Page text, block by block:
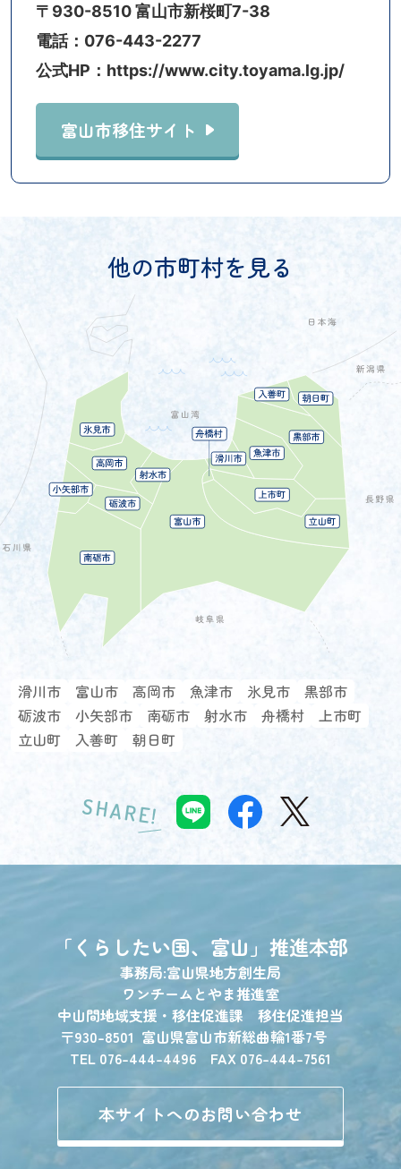
〒930-8510 富山市新桜町7-38
電話：076-443-2277
公式HP：https://www.city.toyama.lg.jp/
富山市移住サイト
他の市町村を見る
滑川市 富山市 高岡市 魚津市 氷見市
黒部市
砺波市
小矢部市 南砺市 射水市 舟橋村
上市町
立山町
入善町 朝日町
SHARE!
「くらしたい国、富山」 推進本部
事務局:富山県地方創生局
ワンチームとやま推進室
中山間地域支援・移住促進課 移住促進担当
〒930-8501 富山県富山市新総曲輪1番7号
TEL 076-444-4496 FAX 076-444-7561
本サイトへのお問い合わせ